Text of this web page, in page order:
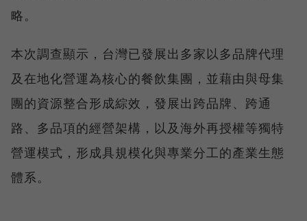
略。
本次調查顯示，台灣已發展出多家以多品牌代理
及在地化營運為核心的餐飲集團，並藉由與母集
團的資源整合形成綜效，發展出跨品牌、跨通
路、多品項的經營架構，以及海外再授權等獨特
營運模式，形成具規模化與專業分工的產業生態
體系。